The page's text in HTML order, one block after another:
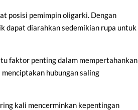
posisi pemimpin oligarki. Dengan
dapat diarahkan sedemikian rupa untuk
faktor penting dalam mempertahankan
hubungan saling
kali mencerminkan kepentingan